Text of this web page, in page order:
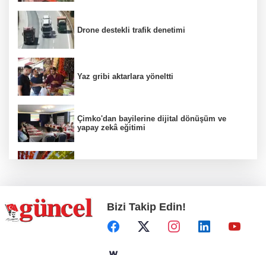
Drone destekli trafik denetimi
Yaz gribi aktarlara yöneltti
Çimko'dan bayilerine dijital dönüşüm ve
yapay zekâ eğitimi
Hamileler denize veya havuza girebilir mi?
Bizi Takip Edin!